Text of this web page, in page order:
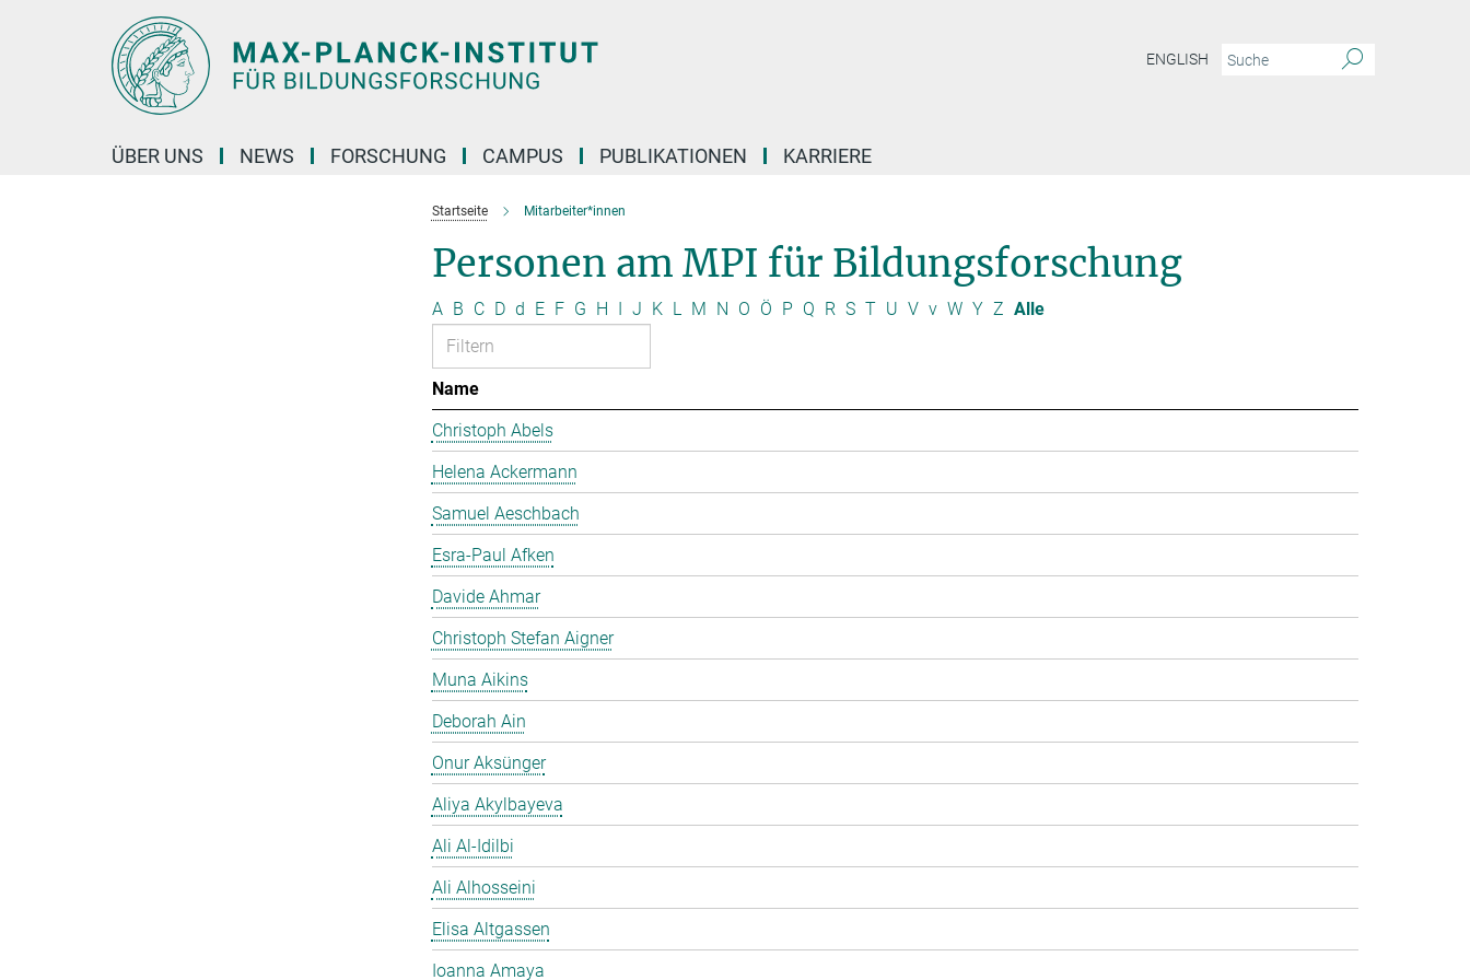
ENGLISH
ÜBER UNS NEWS FORSCHUNG CAMPUS PUBLIKATIONEN KARRIERE
Startseite Mitarbeiter*innen
Personen am MPI für Bildungsforschung
A B C D d E F G H I J K L M N O Ö P Q R S T U V v W Y Z Alle
Name
Christoph Abels
Helena Ackermann
Samuel Aeschbach
Esra-Paul Afken
Davide Ahmar
Christoph Stefan Aigner
Muna Aikins
Deborah Ain
Onur Aksünger
Aliya Akylbayeva
Ali Al-Idilbi
Ali Alhosseini
Elisa Altgassen
Ioanna Amaya